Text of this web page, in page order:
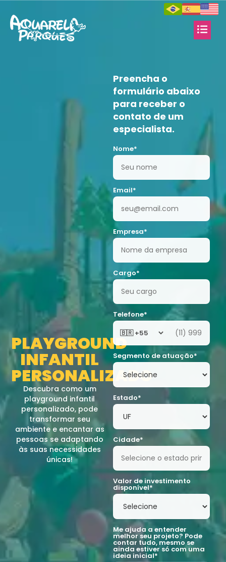
PLAYGROUND
INFANTIL
PERSONALIZADO
Descubra como um
playground infantil
personalizado, pode
transformar seu
ambiente e encantar as
pessoas se adaptando
às suas necessidades
únicas!
Preencha o
formulário abaixo
para receber o
contato de um
especialista.
Nome*
Email*
Empresa*
Cargo*
Telefone*
Segmento de atuação*
Estado*
Cidade*
Valor de investimento
disponível*
Me ajuda a entender
melhor seu projeto? Pode
contar tudo, mesmo se
ainda estiver só com uma
ideia inicial*